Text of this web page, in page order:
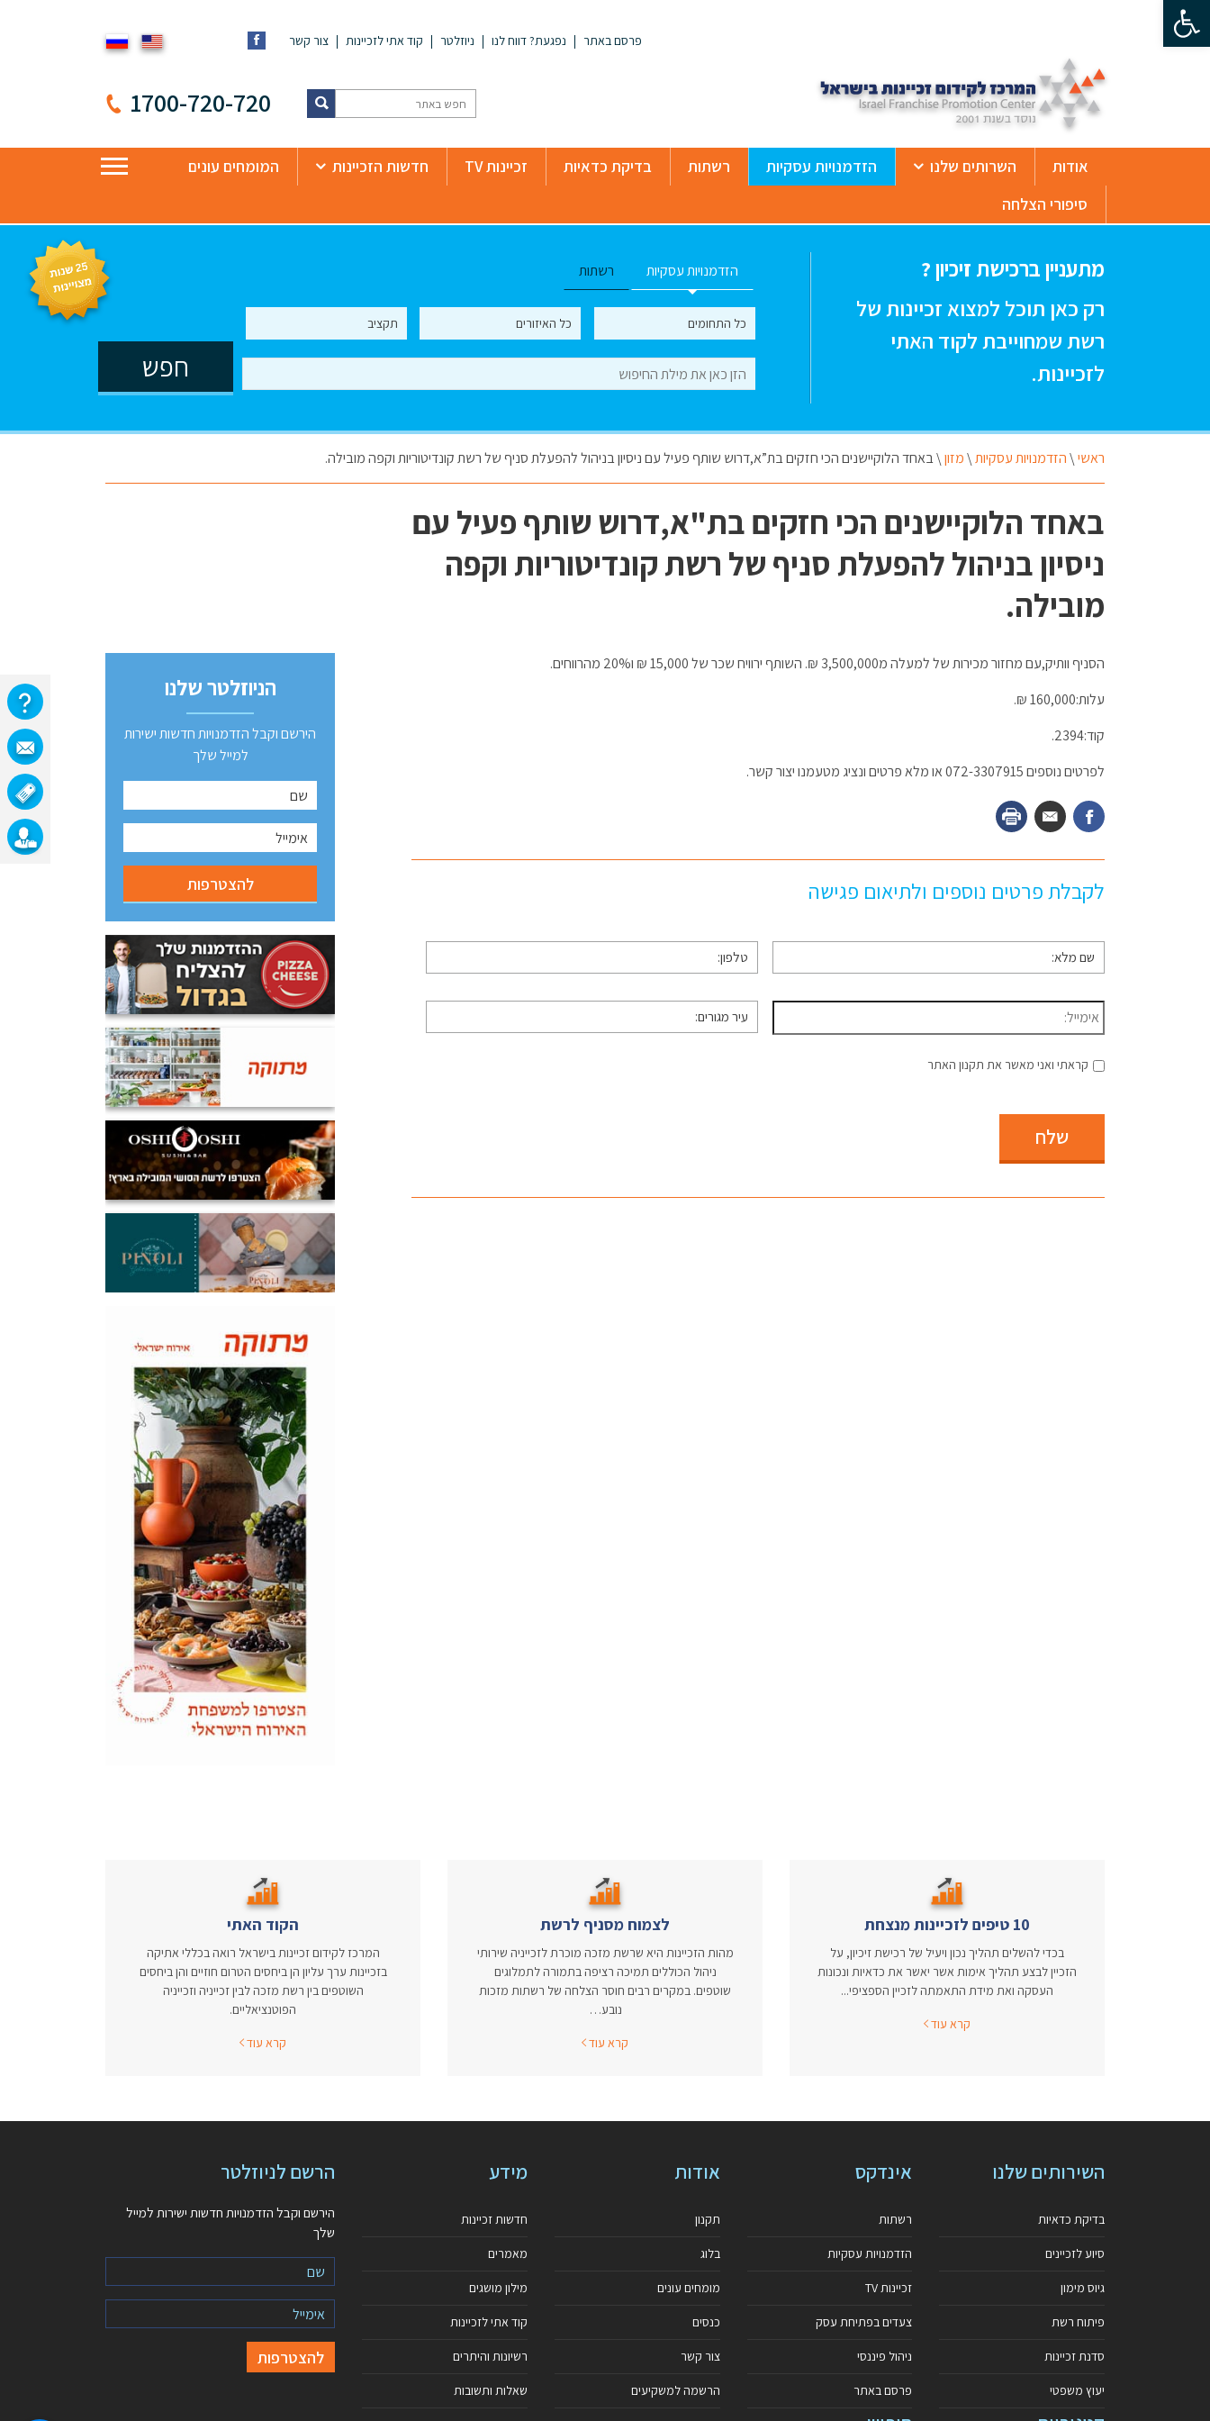
פתח סרגל נגישות
פרסם באתר נפגעת? דווח לנו ניוזלטר קוד אתי לזכיינות צור קשר
1700-720-720
אודות השרותים שלנו הזדמנויות עסקיות רשתות בדיקת כדאיות זכיינות TV חדשות הזכיינות
המומחים עונים
סיפורי הצלחה
מתעניין ברכישת זיכיון ?
רק כאן תוכל למצוא זכיינות של
רשת שמחוייבת לקוד האתי
לזכיינות.
הזדמנויות עסקיות רשתות
ראשי\הזדמנויות עסקיות\מזון\באחד הלוקיישנים הכי חזקים בת”א,דרוש שותף פעיל עם ניסיון בניהול להפעלת סניף של רשת קונדיטוריות וקפה מובילה.
באחד הלוקיישנים הכי חזקים בת"א,דרוש שותף פעיל עם
ניסיון בניהול להפעלת סניף של רשת קונדיטוריות וקפה
מובילה.
הסניף וותיק,עם מחזור מכירות של למעלה מ3,500,000 ₪. השותף ירוויח שכר של 15,000 ₪ ו20% מהרווחים.
עלות:160,000 ₪.
קוד:2394.
לפרטים נוספים 072-3307915 או מלא פרטים ונציג מטעמנו יצור קשר.
לקבלת פרטים נוספים ולתיאום פגישה
שם
מלא *
טלפון *
דוא״ל *
עיר
מגורים
קראתי ואני מאשר את תקנון האתר
שלח
הניוזלטר שלנו
הירשם וקבל הזדמנויות חדשות ישירות
למייל שלך
10 טיפים לזכיינות מנצחת
בכדי להשלים תהליך נכון ויעיל של רכישת זיכיון, על
הזכיין לבצע תהליך אימות אשר יאשר את כדאיות ונכונות
העסקה ואת מידת התאמתה לזכיין הספציפי...
קרא עוד
לצמוח מסניף לרשת
מהות הזכיינות היא שרשת מזכה מוכרת לזכייניה שירותי
ניהול הכוללים תמיכה רציפה בתמורה לתמלוגים
שוטפים. במקרים רבים חוסר הצלחה של רשתות מזכות
נובע…
קרא עוד
הקוד האתי
המרכז לקידום זכיינות בישראל רואה בכללי אתיקה
בזכיינות ערך עליון הן ביחסים הטרום חוזיים והן ביחסים
השוטפים בין רשת מזכה לבין זכייניה וזכייניה
הפוטנציאליים.
קרא עוד
השירותים שלנו
בדיקת כדאיות
סיוע לזכיינים
גיוס מימון
פיתוח רשת
סדנת זכיינות
יעוץ משפטי
אינדקס
רשתות
הזדמנויות עסקיות
זכיינות TV
צעדים בפתיחת עסק
ניהול פיננסי
פרסם באתר
אודות
תקנון
בלוג
מומחים עונים
כנסים
צור קשר
הרשמה למשקיעים
מידע
חדשות זכיינות
מאמרים
מילון מושגים
קוד אתי לזכיינות
רשיונות והיתרים
שאלות ותשובות
הרשם לניוזלטר
הירשם וקבל הזדמנויות חדשות ישירות למייל
שלך